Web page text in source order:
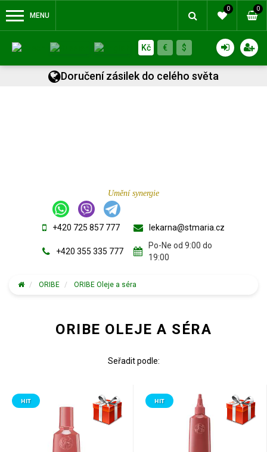
MENU
0 0
Kč € $
Doručení zásilek do celého světa
Umění synergie
+420 725 857 777
+420 355 335 777
lekarna@stmaria.cz
Po-Ne od 9:00 do
19:00
ORIBE ORIBE Oleje a séra
ORIBE OLEJE A SÉRA
Seřadit podle:
HIT HIT